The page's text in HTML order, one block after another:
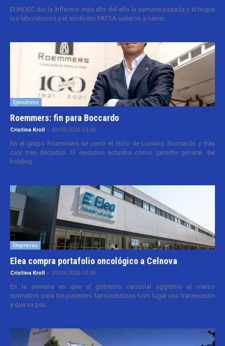
El INDEC dio la inflación más alta del año la semana pasada y al toque
los laboratorios y el sindicato FATSA salieron a cerrar...
Ejecutivos
Roemmers: fin para Boccardo
Cristina Kroll - 20/05/2026 13:00
En el grupo Roemmers se cerró el ciclo de Luciano Boccardo y tras
casi tres décadas. El ejecutivo actuaba como gerente general del
holding...
Empresas
Elea compra portafolio oncológico a Celnova
Cristina Kroll - 20/03/2026 10:30
En la semana en que el gobierno nacional aggiornó el marco
normativo para las patentes farmacéuticas tuvo lugar una transacción
y que va por...